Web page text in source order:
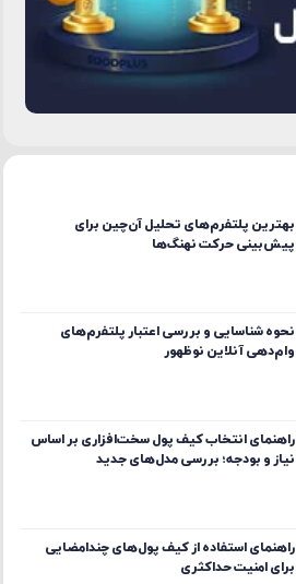
بهترین پلتفرم‌های تحلیل آن‌چین برای
پیش‌بینی حرکت نهنگ‌ها
نحوه شناسایی و بررسی اعتبار پلتفرم‌های
وام‌دهی آنلاین نوظهور
راهنمای انتخاب کیف پول سخت‌افزاری بر اساس
نیاز و بودجه؛ بررسی مدل‌های جدید
راهنمای استفاده از کیف پول‌های چندامضایی
برای امنیت حداکثری